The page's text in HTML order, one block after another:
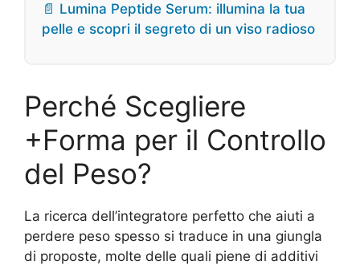
📄 Lumina Peptide Serum: illumina la tua
pelle e scopri il segreto di un viso radioso
Perché Scegliere
+Forma per il Controllo
del Peso?
La ricerca dell’integratore perfetto che aiuti a
perdere peso spesso si traduce in una giungla
di proposte, molte delle quali piene di additivi